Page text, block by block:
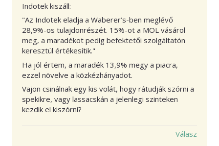
Indotek kiszáll:
"Az Indotek eladja a Waberer’s-ben meglévő
28,9%-os tulajdonrészét. 15%-ot a MOL vásárol
meg, a maradékot pedig befektetői szolgáltatón
keresztül értékesítik."
Ha jól értem, a maradék 13,9% megy a piacra,
ezzel növelve a közkézhányadot.
Vajon csinálnak egy kis volát, hogy rátudják szórni a
spekikre, vagy lassacskán a jelenlegi szinteken
kezdik el kiszórni?
Válasz